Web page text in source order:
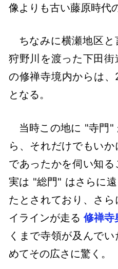
像よりも古い藤原時代
ちなみに横瀬地区
狩野川を渡った下田
の修禅寺境内からは
となる。
当時この地に "寺門
ら、それだけでもい
であったかを伺い知る
実は "総門" はさらに
たとされており、さ
イラインが走る修禅寺
くまで寺領が及んで
めてその広さに驚く。